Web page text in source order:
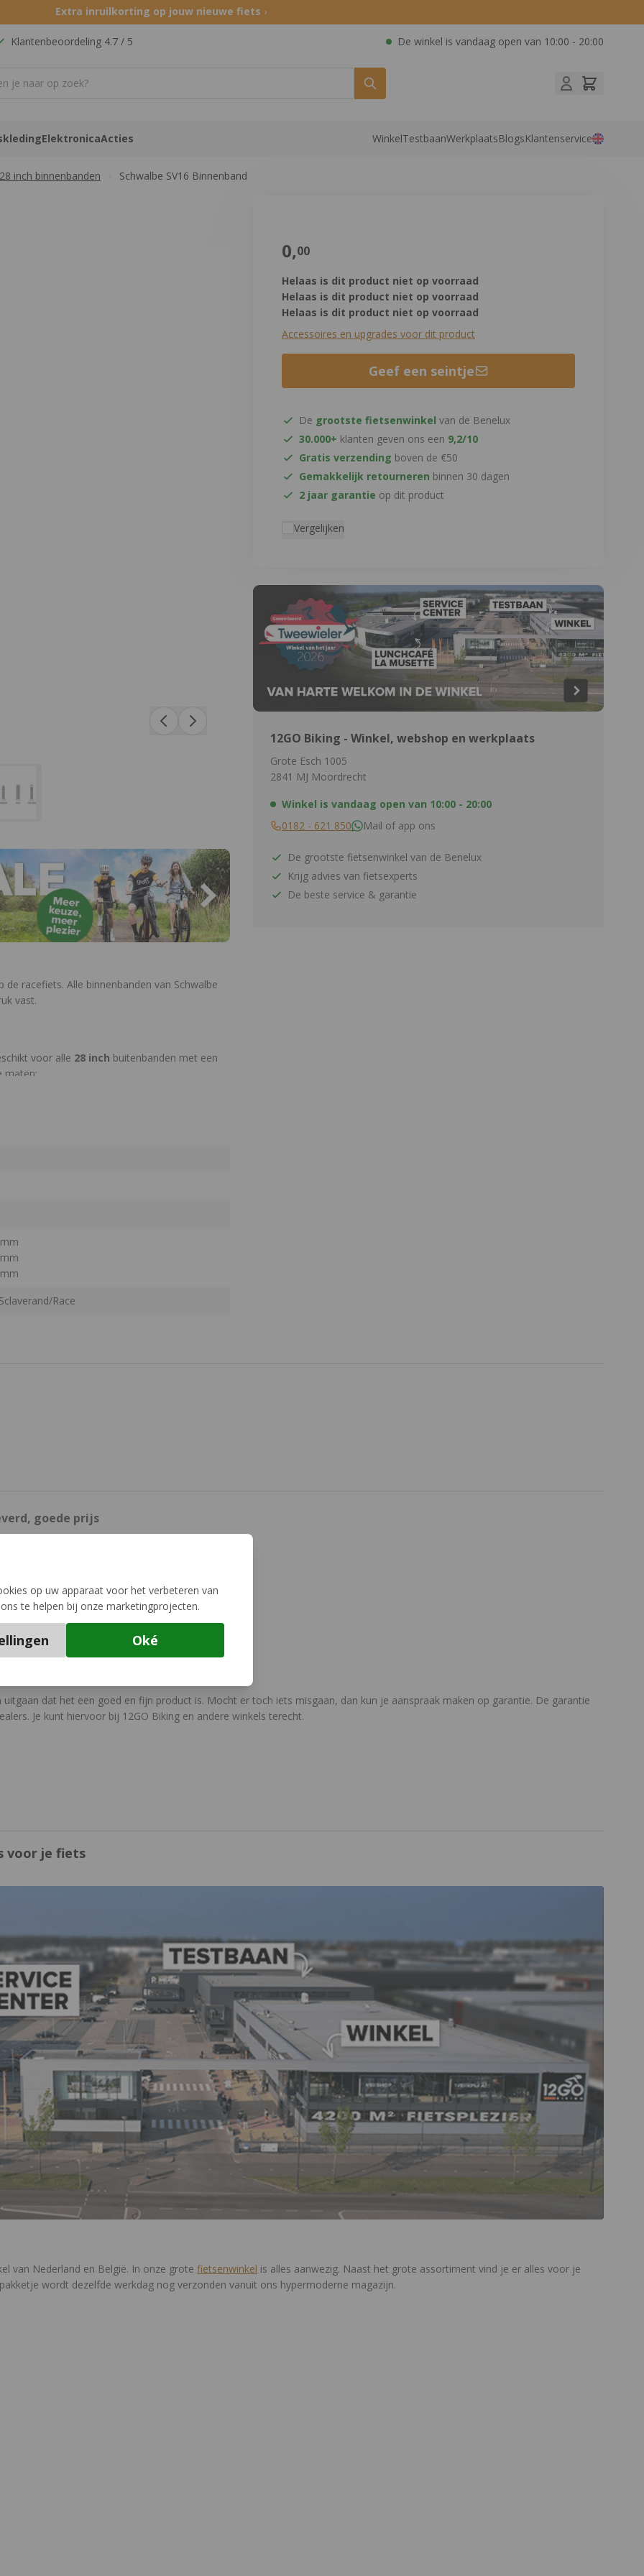
op uw apparaat voor het verbeteren van
te helpen bij onze marketingprojecten.
Oké
Extra inruilkorting op jouw nieuwe fiets ›
Klantenbeoordeling 4.7 / 5 De winkel is vandaag open van 10:00 - 20:00
ElektronicaActies WinkelTestbaanWerkplaatsBlogsKlantenservice
28 inch binnenbanden Schwalbe SV16 Binnenband
€
0,00
Helaas is dit product niet op voorraad
Helaas is dit product niet op voorraad
Helaas is dit product niet op voorraad
Accessoires en upgrades voor dit product
Geef een seintje
De grootste fietsenwinkel van de Benelux
30.000+ klanten geven ons een 9,2/10
Gratis verzending boven de €50
Gemakkelijk retourneren binnen 30 dagen
2 jaar garantie op dit product
Vergelijken
12GO Biking - Winkel, webshop en werkplaats
Grote Esch 1005
2841 MJ Moordrecht
Winkel is vandaag open van 10:00 - 20:00
0182 - 621 850
Mail of app ons
De grootste fietsenwinkel van de Benelux
Krijg advies van fietsexperts
De beste service & garantie
racefiets. Alle binnenbanden van Schwalbe
vast.
voor alle 28 inch buitenbanden met een
maten:
te maken van een set
voor je fiets? Lees dan ons blog
Race
goede prijs
goede prijs
dat het een goed en fijn product is. Mocht er toch iets misgaan, dan kun je aanspraak maken op garantie. De garantie
Je kunt hiervoor bij 12GO Biking en andere winkels terecht.
voor je fiets
van Nederland en België. In onze grote fietsenwinkel is alles aanwezig. Naast het grote assortiment vind je er alles voor je
pakketje wordt dezelfde werkdag nog verzonden vanuit ons hypermoderne magazijn.